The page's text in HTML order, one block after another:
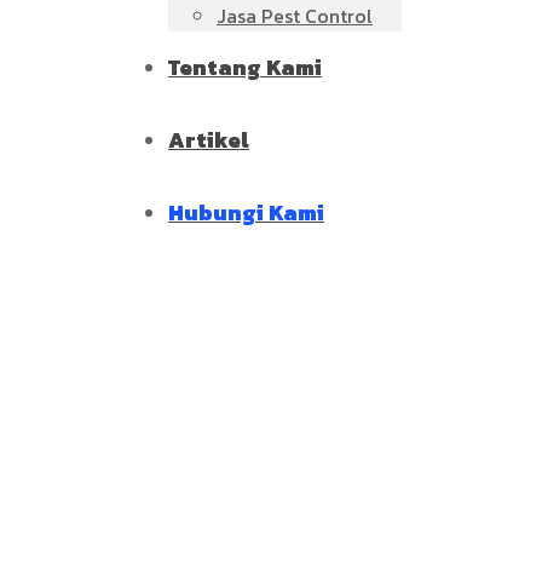
Jasa Pest Control
Tentang Kami
Artikel
Hubungi Kami